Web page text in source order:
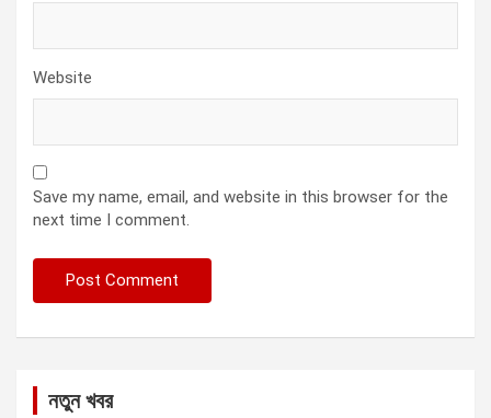
Website
Save my name, email, and website in this browser for the
next time I comment.
নতুন খবর